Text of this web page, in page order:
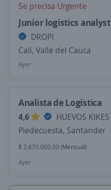
Se precisa Urgente
Junior logistics analyst
DROPI
Cali, Valle del Cauca
Ayer
Analista de Logística
4,6
HUEVOS KIKES
Piedecuesta, Santander
$ 2.670.000,00 (Mensual)
Ayer